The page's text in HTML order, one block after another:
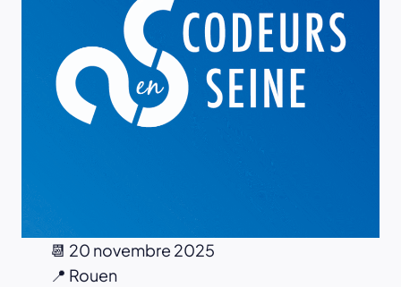
📆 20 novembre 2025
📍 Rouen